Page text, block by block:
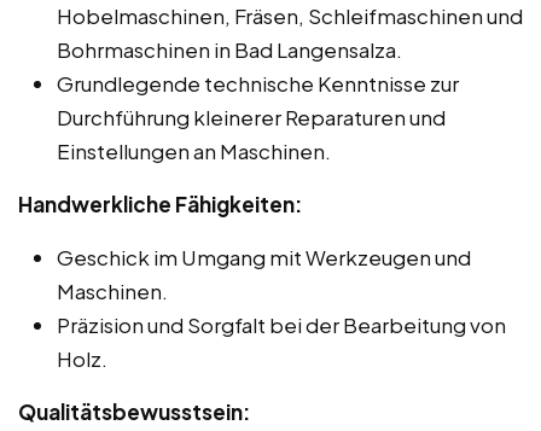
Hobelmaschinen, Fräsen, Schleifmaschinen und
Bohrmaschinen in Bad Langensalza.
Grundlegende technische Kenntnisse zur
Durchführung kleinerer Reparaturen und
Einstellungen an Maschinen.
Handwerkliche Fähigkeiten:
Geschick im Umgang mit Werkzeugen und
Maschinen.
Präzision und Sorgfalt bei der Bearbeitung von
Holz.
Qualitätsbewusstsein: